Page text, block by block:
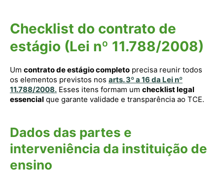
Checklist do contrato de
estágio (Lei nº 11.788/2008)
Um contrato de estágio completo precisa reunir todos
os elementos previstos nos arts. 3º a 16 da Lei nº
11.788/2008. Esses itens formam um checklist legal
essencial que garante validade e transparência ao TCE.
Dados das partes e
interveniência da instituição de
ensino